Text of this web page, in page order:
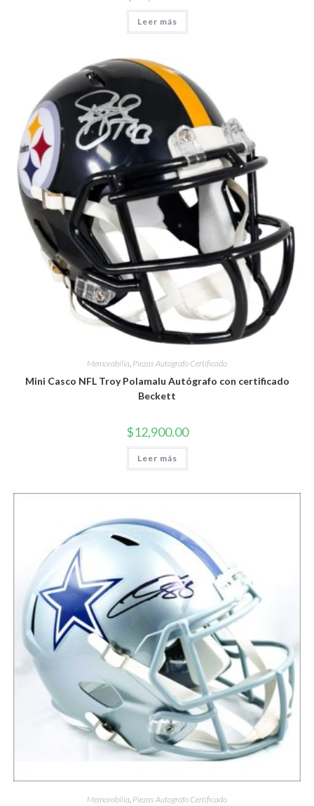
Leer más
Memorabilia Piezas Autografo Certificado
Mini Casco NFL Troy Polamalu Autógrafo con certificado
Beckett
$12,900.00
Leer más
Memorabilia Piezas Autografo Certificado